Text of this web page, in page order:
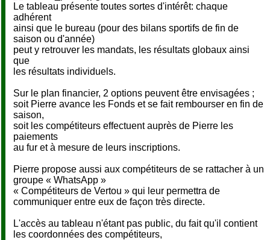
Le tableau présente toutes sortes d'intérêt: chaque
adhérent
ainsi que le bureau (pour des bilans sportifs de fin de
saison ou d'année)
peut y retrouver les mandats, les résultats globaux ainsi
que
les résultats individuels.
Sur le plan financier, 2 options peuvent être envisagées ;
soit Pierre avance les Fonds et se fait rembourser en fin de
saison,
soit les compétiteurs effectuent auprès de Pierre les
paiements
au fur et à mesure de leurs inscriptions.
Pierre propose aussi aux compétiteurs de se rattacher à un
groupe « WhatsApp »
« Compétiteurs de Vertou » qui leur permettra de
communiquer entre eux de façon très directe.
L'accès au tableau n'étant pas public, du fait qu'il contient
les coordonnées des compétiteurs,